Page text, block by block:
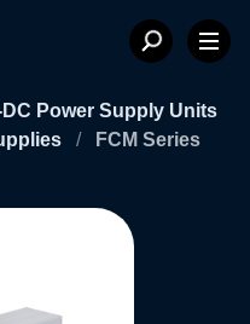
DC Power Supply Units
/ FCM Series